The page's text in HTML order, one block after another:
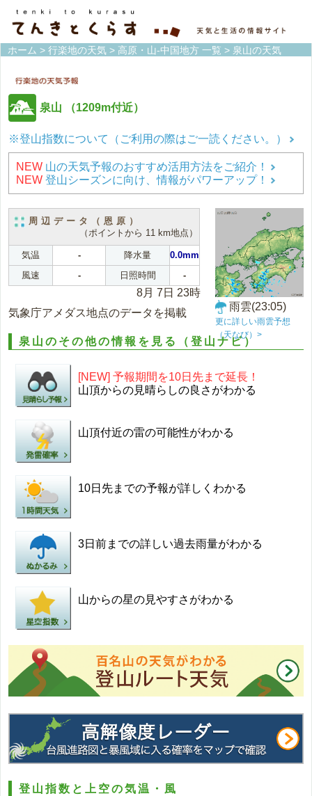
ホーム > 行楽地の天気 > 高原・山-中国地方 一覧 > 泉山の天気
泉山 （1209m付近）
※登山指数について（ご利用の際はご一読ください。）
NEW 山の天気予報のおすすめ活用方法をご紹介！
NEW 登山シーズンに向け、情報がパワーアップ！
周辺データ（恩原）
（ポイントから 11 km地点）
気温 - 降水量
0.0mm
風速
- 日照時間 -
8月 7日 23時
気象庁アメダス地点のデータを掲載
雨雲(23:05)
更に詳しい雨雲予想
（天なび）>
泉山のその他の情報を見る（登山ナビ）
[NEW] 予報期間を10日先まで延長！
山頂からの見晴らしの良さがわかる
山頂付近の雷の可能性がわかる
10日先までの予報が詳しくわかる
3日前までの詳しい過去雨量がわかる
山からの星の見やすさがわかる
登山指数と上空の気温・風